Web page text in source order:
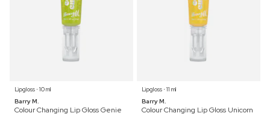
Lipgloss ⋅ 10 ml
Barry M.
Colour Changing Lip Gloss Genie
Lipgloss ⋅ 11 ml
Barry M.
Colour Changing Lip Gloss Unicorn